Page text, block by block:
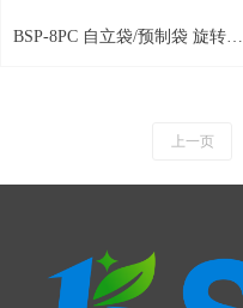
BSP-8PC 自立袋/预制袋 旋转给
上一页